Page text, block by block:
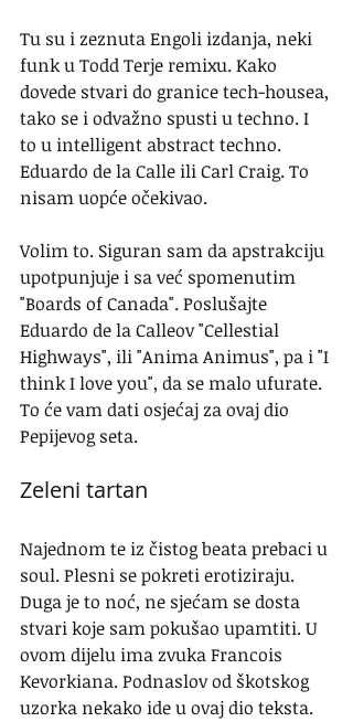
Tu su i zeznuta Engoli izdanja, neki
funk u Todd Terje remixu. Kako
dovede stvari do granice tech-housea,
tako se i odvažno spusti u techno. I
to u intelligent abstract techno.
Eduardo de la Calle ili Carl Craig. To
nisam uopće očekivao.
Volim to. Siguran sam da apstrakciju
upotpunjuje i sa već spomenutim
"Boards of Canada". Poslušajte
Eduardo de la Calleov "Cellestial
Highways", ili "Anima Animus", pa i "I
think I love you", da se malo ufurate.
To će vam dati osjećaj za ovaj dio
Pepijevog seta.
Zeleni tartan
Najednom te iz čistog beata prebaci u
soul. Plesni se pokreti erotiziraju.
Duga je to noć, ne sjećam se dosta
stvari koje sam pokušao upamtiti. U
ovom dijelu ima zvuka Francois
Kevorkiana. Podnaslov od škotskog
uzorka nekako ide u ovaj dio teksta.